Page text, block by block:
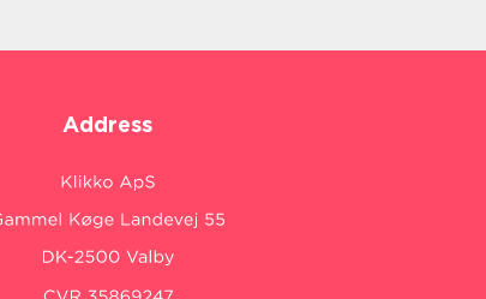
Address